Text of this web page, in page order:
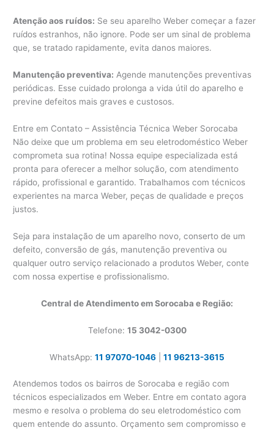
Atenção aos ruídos: Se seu aparelho Weber começar a fazer
ruídos estranhos, não ignore. Pode ser um sinal de problema
que, se tratado rapidamente, evita danos maiores.
Manutenção preventiva: Agende manutenções preventivas
periódicas. Esse cuidado prolonga a vida útil do aparelho e
previne defeitos mais graves e custosos.
Entre em Contato – Assistência Técnica Weber Sorocaba
Não deixe que um problema em seu eletrodoméstico Weber
comprometa sua rotina! Nossa equipe especializada está
pronta para oferecer a melhor solução, com atendimento
rápido, profissional e garantido. Trabalhamos com técnicos
experientes na marca Weber, peças de qualidade e preços
justos.
Seja para instalação de um aparelho novo, conserto de um
defeito, conversão de gás, manutenção preventiva ou
qualquer outro serviço relacionado a produtos Weber, conte
com nossa expertise e profissionalismo.
Central de Atendimento em Sorocaba e Região:
Telefone: 15 3042-0300
WhatsApp: 11 97070-1046 11 96213-3615
Atendemos todos os bairros de Sorocaba e região com
técnicos especializados em Weber. Entre em contato agora
mesmo e resolva o problema do seu eletrodoméstico com
quem entende do assunto. Orçamento sem compromisso e